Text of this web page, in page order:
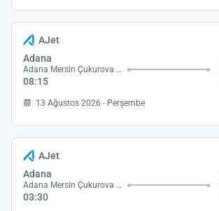
AJet
Adana
Adana Mersin Çukurova Havalimanı
08:15
13 Ağustos 2026 - Perşembe
AJet
Adana
Adana Mersin Çukurova Havalimanı
03:30